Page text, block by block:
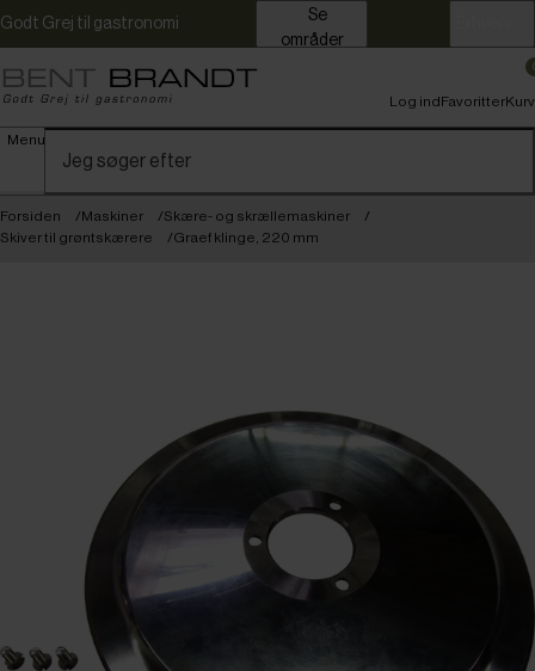
Godt Grej til gastronomi
områder
Menu
Log indFavoritterKurv
Forsiden Maskiner
Skære- og skrællemaskiner
Skiver til grøntskærere
Graef klinge, 220 mm